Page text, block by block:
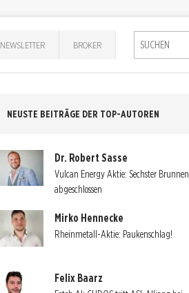
NEWSLETTER BROKER
NEUSTE BEITRÄGE DER TOP-AUTOREN
Dr. Robert Sasse
Vulcan Energy Aktie: Sechster Brunnen
abgeschlossen
Mirko Hennecke
Rheinmetall-Aktie: Paukenschlag!
Felix Baarz